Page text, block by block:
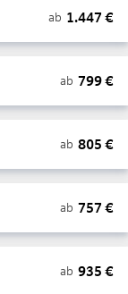
ab 1.447 €
ab 799€
ab 805 €
ab 757 €
ab 935 €